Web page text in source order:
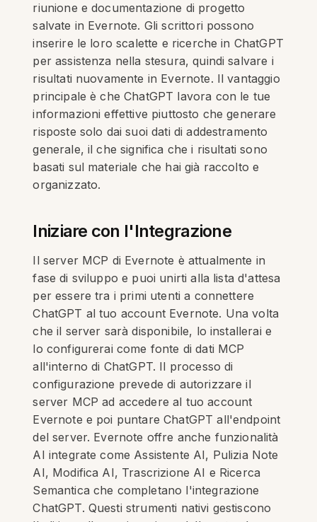
riunione e documentazione di progetto
salvate in Evernote. Gli scrittori possono
inserire le loro scalette e ricerche in ChatGPT
per assistenza nella stesura, quindi salvare i
risultati nuovamente in Evernote. Il vantaggio
principale è che ChatGPT lavora con le tue
informazioni effettive piuttosto che generare
risposte solo dai suoi dati di addestramento
generale, il che significa che i risultati sono
basati sul materiale che hai già raccolto e
organizzato.
Iniziare con l'Integrazione
Il server MCP di Evernote è attualmente in
fase di sviluppo e puoi unirti alla lista d'attesa
per essere tra i primi utenti a connettere
ChatGPT al tuo account Evernote. Una volta
che il server sarà disponibile, lo installerai e
lo configurerai come fonte di dati MCP
all'interno di ChatGPT. Il processo di
configurazione prevede di autorizzare il
server MCP ad accedere al tuo account
Evernote e poi puntare ChatGPT all'endpoint
del server. Evernote offre anche funzionalità
AI integrate come Assistente AI, Pulizia Note
AI, Modifica AI, Trascrizione AI e Ricerca
Semantica che completano l'integrazione
ChatGPT. Questi strumenti nativi gestiscono